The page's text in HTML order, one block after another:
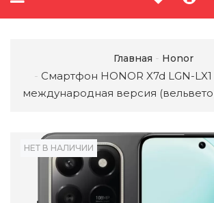
Главная Honor
Смартфон HONOR X7d LGN-LX1
международная версия
НЕТ В НАЛИЧИИ